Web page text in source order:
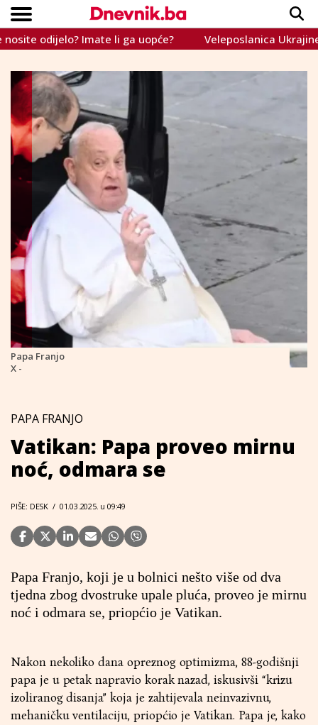
VIJESTI
SPORT
INTERVIEW
TEME
CRNA KRONIKA
LIFESTYLE
Copyright © Dnevnik.ba 2023.
odijelo? Imate li ga uopće? Veleposlanica Ukrajine u
Papa Franjo
X -
PAPA FRANJO
Vatikan: Papa proveo mirnu
noć, odmara se
PIŠE: DESK / 01.03.2025. u 09:49
Papa Franjo, koji je u bolnici nešto više od dva
tjedna zbog dvostruke upale pluća, proveo je mirnu
noć i odmara se, priopćio je Vatikan.
Nakon nekoliko dana opreznog optimizma, 88-godišnji
papa je u petak napravio korak nazad, iskusivši “krizu
izoliranog disanja” koja je zahtijevala neinvazivnu,
mehaničku ventilaciju, priopćio je Vatikan. Papa je, kako